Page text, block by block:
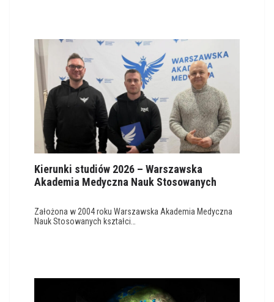
Kierunki studiów 2026 – Warszawska
Akademia Medyczna Nauk Stosowanych
Założona w 2004 roku Warszawska Akademia Medyczna
Nauk Stosowanych kształci…